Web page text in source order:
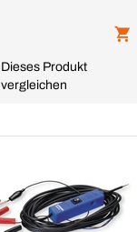
Dieses Produkt
vergleichen